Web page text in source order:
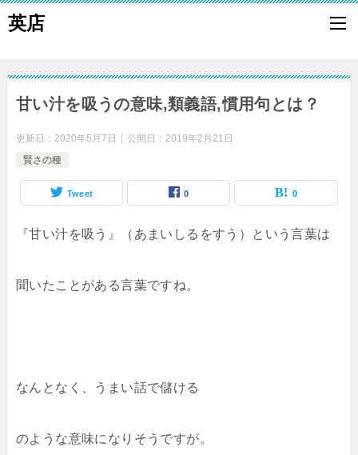
英店
甘い汁を吸うの意味,類義語,慣用句とは？
更新日： 2020年5月7日 公開日： 2019年2月21日
賢さの種
Tweet 0 0
『甘い汁を吸う』（あまいしるをすう）という言葉は
聞いたことがある言葉ですね。
なんとなく、うまい話で儲ける
のような意味になりそうですが。